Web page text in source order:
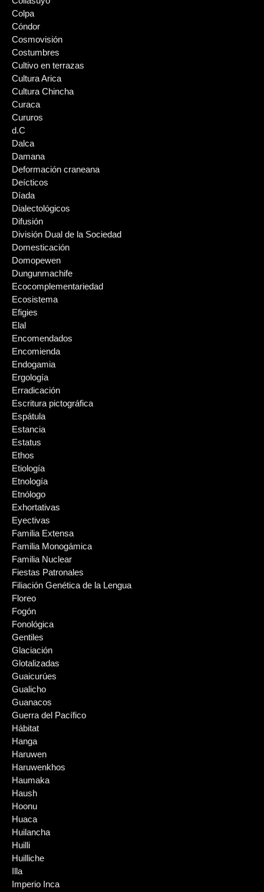
Colpa
Cóndor
Cosmovisión
Costumbres
Cultivo en terrazas
Cultura Arica
Cultura Chincha
Curaca
Cururos
d.C
Dalca
Damana
Deformación craneana
Deícticos
Díada
Dialectológicos
Difusión
División Dual de la Sociedad
Domesticación
Domopewen
Dungunmachife
Ecocomplementariedad
Ecosistema
Efigies
Elal
Encomendados
Encomienda
Endogamia
Ergología
Erradicación
Escritura pictográfica
Espátula
Estancia
Estatus
Ethos
Etiología
Etnología
Etnólogo
Exhortativas
Eyectivas
Familia Extensa
Familia Monogámica
Familia Nuclear
Fiestas Patronales
Filiación Genética de la Lengua
Floreo
Fogón
Fonológica
Gentiles
Glaciación
Glotalizadas
Guaicurúes
Gualicho
Guanacos
Guerra del Pacífico
Hábitat
Hanga
Haruwen
Haruwenkhos
Haumaka
Haush
Hoonu
Huaca
Huilancha
Huilli
Huilliche
Illa
Imperio Inca